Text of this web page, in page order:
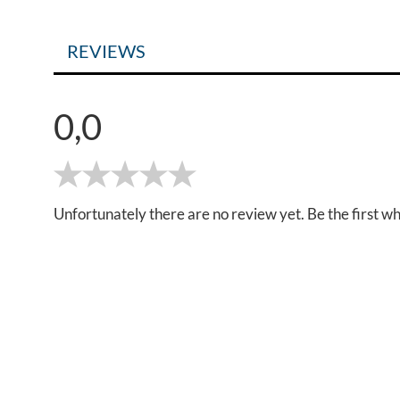
REVIEWS
0,0
Unfortunately there are no review yet. Be the first